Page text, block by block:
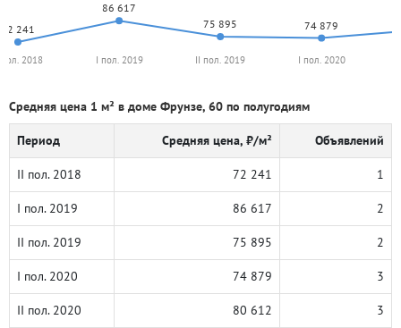
72 241
86 617
75 895 74 879
2018 I пол. 2019 II пол. 2019 I пол. 2020
Средняя цена 1 м² в доме Фрунзе, 60 по полугодиям
Период Средняя цена, ₽/м² Объявлений
II пол. 2018 72 241 1
I пол. 2019 86 617 2
II пол. 2019 75 895 2
I пол. 2020 74 879 3
II пол. 2020 80 612 3